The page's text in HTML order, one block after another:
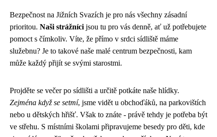
Bezpečnost na Jižních Svazích je pro nás všechny zásadní
prioritou. Naši strážníci jsou tu pro vás denně, ať už potřebujete
pomoct s čímkoliv. Víte, že přímo v srdci sídliště máme
služebnu? Je to takové naše malé centrum bezpečnosti, kam
může každý přijít se svými starostmi.
Projděte se večer po sídlišti a určitě potkáte naše hlídky.
Zejména když se setmí, jsme vidět u obchoďáků, na parkovištích
nebo u dětských hřišť. Však to znáte - právě tehdy je potřeba být
ve střehu. S místními školami připravujeme besedy pro děti, kde